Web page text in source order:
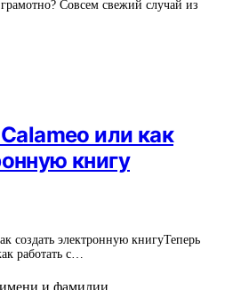
Совсем свежий случай из
или как
книгу
создать электронную книгуТеперь
работать с…